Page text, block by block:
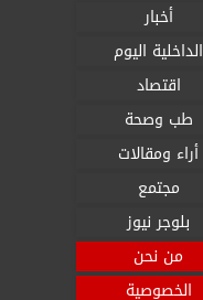
أخبار
الداخلية اليوم
اقتصاد
طب وصحة
أراء ومقالات
مجتمع
بلوجر نيوز
من نحن
الخصوصية